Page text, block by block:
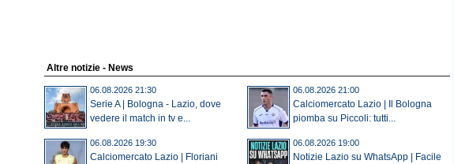
Altre notizie - News
06.08.2026 21:30
Serie A | Bologna - Lazio, dove
vedere il match in tv e...
06.08.2026 21:00
Calciomercato Lazio | Il Bologna
piomba su Piccoli: tutti...
06.08.2026 19:30
Calciomercato Lazio | Floriani
06.08.2026 19:00
Notizie Lazio su WhatsApp | Facile